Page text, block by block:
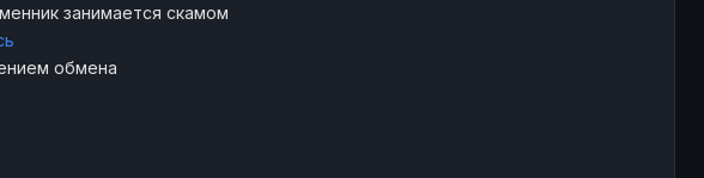
занимается скамом
обмена